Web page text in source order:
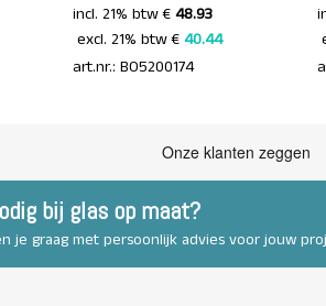
incl. 21% btw €48.93
excl. 21% btw € 40.44
art.nr.: BO5200174
bij glas op maat?
je graag met persoonlijk advies voor jouw